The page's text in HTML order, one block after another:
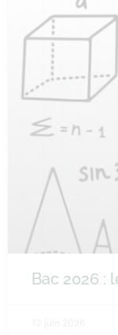
Bac 2026 :